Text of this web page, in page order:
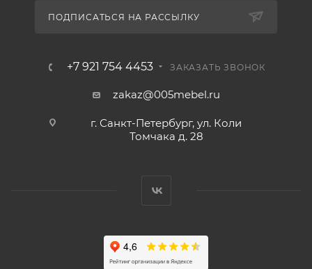
ПОДПИСАТЬСЯ НА РАССЫЛКУ
+7 921 754 4453 ЗАКАЗАТЬ ЗВОНОК
zakaz@005mebel.ru
г. Санкт-Петербург, ул. Коли
Томчака д. 28